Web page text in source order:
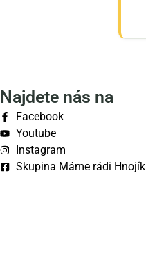
Najdete nás na
Facebook
Youtube
Instagram
Skupina Máme rádi Hnojík